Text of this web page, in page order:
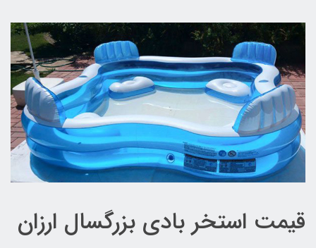
قیمت استخر بادی بزرگسال ارزان